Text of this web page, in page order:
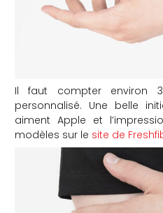
Il faut compter environ
personnalisé. Une belle
aiment Apple et
modèles sur le site de